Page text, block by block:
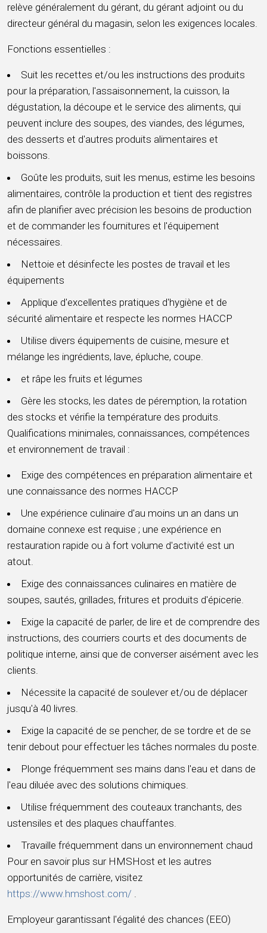
relève généralement du gérant, du gérant adjoint ou du
directeur général du magasin, selon les exigences locales.
Fonctions essentielles :
Suit les recettes et/ou les instructions des produits
pour la préparation, l'assaisonnement, la cuisson, la
dégustation, la découpe et le service des aliments, qui
peuvent inclure des soupes, des viandes, des légumes,
des desserts et d'autres produits alimentaires et
boissons.
Goûte les produits, suit les menus, estime les besoins
alimentaires, contrôle la production et tient des registres
afin de planifier avec précision les besoins de production
et de commander les fournitures et l'équipement
nécessaires.
Nettoie et désinfecte les postes de travail et les
équipements
Applique d'excellentes pratiques d'hygiène et de
sécurité alimentaire et respecte les normes HACCP
Utilise divers équipements de cuisine, mesure et
mélange les ingrédients, lave, épluche, coupe.
et râpe les fruits et légumes
Gère les stocks, les dates de péremption, la rotation
des stocks et vérifie la température des produits.
Qualifications minimales, connaissances, compétences
et environnement de travail :
Exige des compétences en préparation alimentaire et
une connaissance des normes HACCP
Une expérience culinaire d'au moins un an dans un
domaine connexe est requise ; une expérience en
restauration rapide ou à fort volume d'activité est un
atout.
Exige des connaissances culinaires en matière de
soupes, sautés, grillades, fritures et produits d'épicerie.
Exige la capacité de parler, de lire et de comprendre des
instructions, des courriers courts et des documents de
politique interne, ainsi que de converser aisément avec les
clients.
Nécessite la capacité de soulever et/ou de déplacer
jusqu'à 40 livres.
Exige la capacité de se pencher, de se tordre et de se
tenir debout pour effectuer les tâches normales du poste.
Plonge fréquemment ses mains dans l'eau et dans de
l'eau diluée avec des solutions chimiques.
Utilise fréquemment des couteaux tranchants, des
ustensiles et des plaques chauffantes.
Travaille fréquemment dans un environnement chaud
Pour en savoir plus sur HMSHost et les autres
opportunités de carrière, visitez
https://www.hmshost.com/
Employeur garantissant l'égalité des chances (EEO)